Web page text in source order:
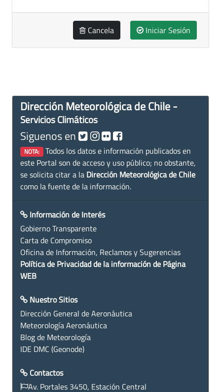
Cancela Iniciar Sesión
Dirección Meteorológica de Chile -
Servicios Climáticos
Siguenos en
NOTA: Todos los datos e información publicados en
este Portal son de acceso y uso público; no obstante,
se solicita citar a la Dirección Meteorológica de Chile
como la fuente de la información.
Información de Interés
Gobierno Transparente
Carta de Compromiso
Oficina de Información, Reclamos y Sugerencias
Política de Privacidad de la información de Página
WEB
Nuestro Sitios
Dirección General de Aeronáutica
Meteorología Aeronáutica
Blog de Meteorología
IDE DMC (Geonode)
Contactos
Av. Portales 3450, Estación Central